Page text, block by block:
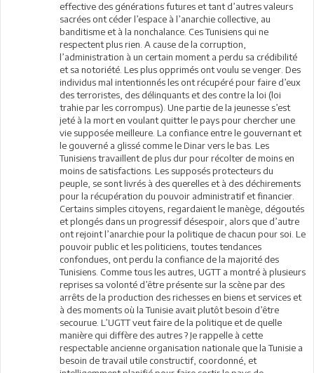
effective des générations futures et tant d’autres valeurs
sacrées ont céder l’espace à l’anarchie collective, au
banditisme et à la nonchalance. Ces Tunisiens qui ne
respectent plus rien. A cause de la corruption,
l’administration à un certain moment a perdu sa crédibilité
et sa notoriété. Les plus opprimés ont voulu se venger. Des
individus mal intentionnés les ont récupéré pour faire d’eux
des terroristes, des délinquants et des contre la loi (loi
trahie par les corrompus). Une partie de la jeunesse s’est
jeté à la mort en voulant quitter le pays pour chercher une
vie supposée meilleure. La confiance entre le gouvernant et
le gouverné a glissé comme le Dinar vers le bas. Les
Tunisiens travaillent de plus dur pour récolter de moins en
moins de satisfactions. Les supposés protecteurs du
peuple, se sont livrés à des querelles et à des déchirements
pour la récupération du pouvoir administratif et financier.
Certains simples citoyens, regardaient le manège, dégoutés
et plongés dans un progressif désespoir, alors que d’autre
ont rejoint l’anarchie pour la politique de chacun pour soi. Le
pouvoir public et les politiciens, toutes tendances
confondues, ont perdu la confiance de la majorité des
Tunisiens. Comme tous les autres, UGTT a montré à plusieurs
reprises sa volonté d’être présente sur la scène par des
arrêts de la production des richesses en biens et services et
à des moments où la Tunisie avait plutôt besoin d’être
secourue. L’UGTT veut faire de la politique et de quelle
manière qui diffère des autres ? Je rappelle à cette
respectable ancienne organisation nationale que la Tunisie a
besoin de travail utile constructif, coordonné, et